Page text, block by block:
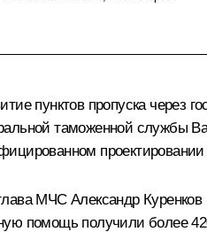
пунктов пропуска через
таможенной службы
МЧС Александр
помощь получили более